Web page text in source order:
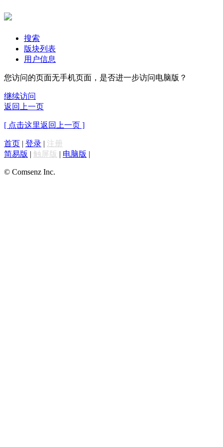
搜索
版块列表
用户信息
您访问的页面无手机页面，是否进一步访问电脑版？
继续访问
返回上一页
[ 点击这里返回上一页 ]
首页 | 登录 | 注册
简易版 | 触屏版 | 电脑版 |
© Comsenz Inc.